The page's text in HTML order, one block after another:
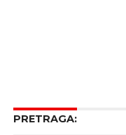
PRETRAGA: